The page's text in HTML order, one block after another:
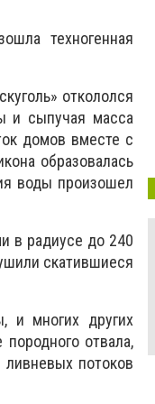
техногенная
откололся
и сыпучая масса
домов вместе с
образовалась
воды произошел
в радиусе до 240
скатившиеся
и многих других
отвала,
потоков